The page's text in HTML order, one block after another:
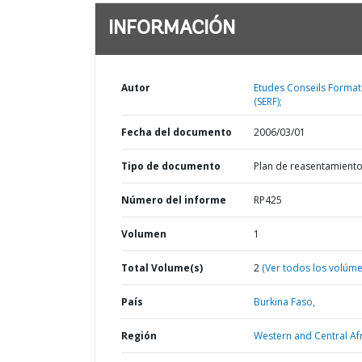
INFORMACIÓN
Autor
Etudes Conseils
(SERF);
Fecha del documento 2006/03/01
Tipo de documento Plan de reasentamiento
Número del informe RP425
Volumen 1
Total Volume(s) 2 (Ver todos los
País Burkina Faso,
Región Western and Central